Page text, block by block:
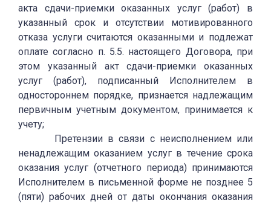
акта сдачи-приемки оказанных услуг (работ) в
указанный срок и отсутствии мотивированного
отказа услуги считаются оказанными и подлежат
оплате согласно п. 5.5. настоящего Договора, при
этом указанный акт сдачи-приемки оказанных
услуг (работ), подписанный Исполнителем в
одностороннем порядке, признается надлежащим
первичным учетным документом, принимается к
учету;
Претензии в связи с неисполнением или
ненадлежащим оказанием услуг в течение срока
оказания услуг (отчетного периода) принимаются
Исполнителем в письменной форме не позднее 5
(пяти) рабочих дней от даты окончания оказания